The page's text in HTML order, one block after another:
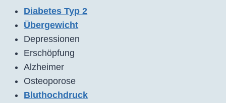
Diabetes Typ 2
Übergewicht
Depressionen
Erschöpfung
Alzheimer
Osteoporose
Bluthochdruck